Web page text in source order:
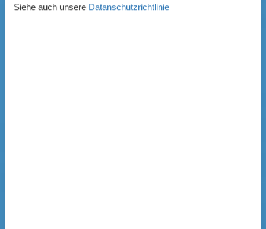
Siehe auch unsere Datanschutzrichtlinie